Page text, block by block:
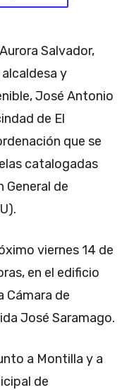
Salvador,
y
José Antonio
de El
que se
catalogadas
General de
viernes 14 de
en el edificio
Cámara de
José Saramago.
a Montilla y a
de